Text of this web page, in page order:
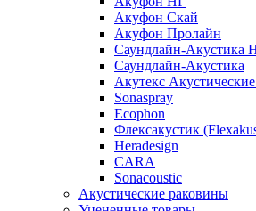
Акуфон Скай
Акуфон Пролайн
Саундлайн-Акустика
Саундлайн-Акустика
Акутекс Акустические
Sonaspray
Ecophon
Флексакустик
Heradesign
CARA
Sonacoustic
Акустические раковины